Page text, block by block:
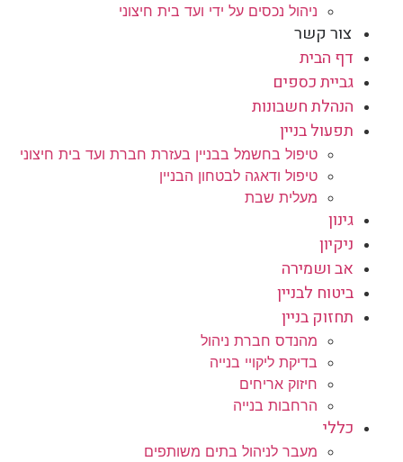
ניהול נכסים על ידי ועד בית חיצוני
צור קשר
דף הבית
גביית כספים
הנהלת חשבונות
תפעול בניין
טיפול בחשמל בבניין בעזרת חברת ועד בית חיצוני
טיפול ודאגה לבטחון הבניין
מעלית שבת
גינון
ניקיון
אב ושמירה
ביטוח לבניין
תחזוק בניין
מהנדס חברת ניהול
בדיקת ליקויי בנייה
חיזוק אריחים
הרחבות בנייה
כללי
מעבר לניהול בתים משותפים